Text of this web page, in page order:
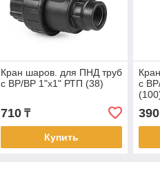
Кран шаров. для ПНД труб
с ВР/ВР 1"х1" РТП (38)
710₸
Купить
с
390